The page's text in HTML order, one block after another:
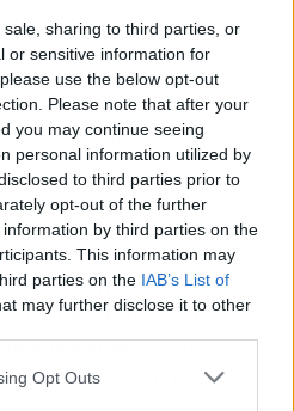
sharing to third parties, or
or sensitive information for
use the below opt-out
Please note that after your
you may continue seeing
personal information utilized by
to third parties prior to
opt-out of the further
by third parties on the
This information may
parties on the IAB’s List of
may further disclose it to other
Opt Outs
regla: congela los
de prepararlos. Y
fresca, ya sea de
pescado graso, los
van a salvar la cena y la
de cocina, pero 48
Nivel de dificultad: fácil
extra:si tienes
es tu mejor